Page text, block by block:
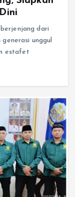
dari
unggul
estafet